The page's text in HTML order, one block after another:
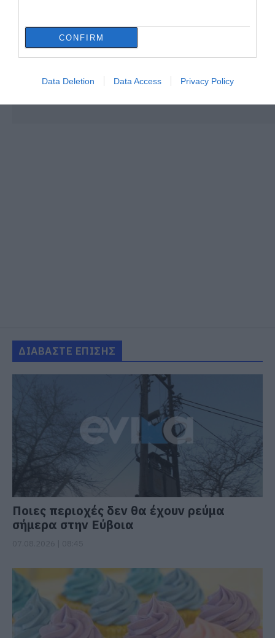
CONFIRM
Data Deletion Data Access Privacy Policy
ΔΙΑΒΑΣΤΕ ΕΠΙΣΗΣ
Ποιες περιοχές δεν θα έχουν ρεύμα
σήμερα στην Εύβοια